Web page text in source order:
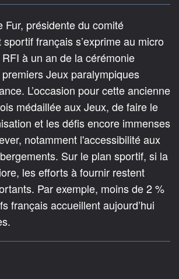
Fur, présidente du comité
français s’exprime au micro
à un an de la cérémonie
Jeux paralympiques
L’occasion pour cette ancienne
médaillée aux Jeux, de faire le
et les défis encore immenses
notamment l'accessibilité aux
Sur le plan sportif, si la
les efforts à fournir restent
Par exemple, moins de 2 %
français accueillent aujourd’hui